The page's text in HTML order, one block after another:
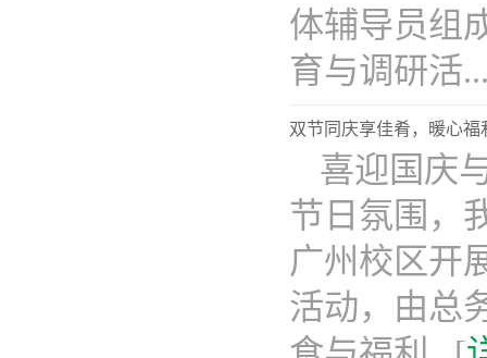
体辅导员组
育与调研活
双节同庆享佳肴，暖心
喜迎国庆
节日氛围，
广州校区开
活动，由总